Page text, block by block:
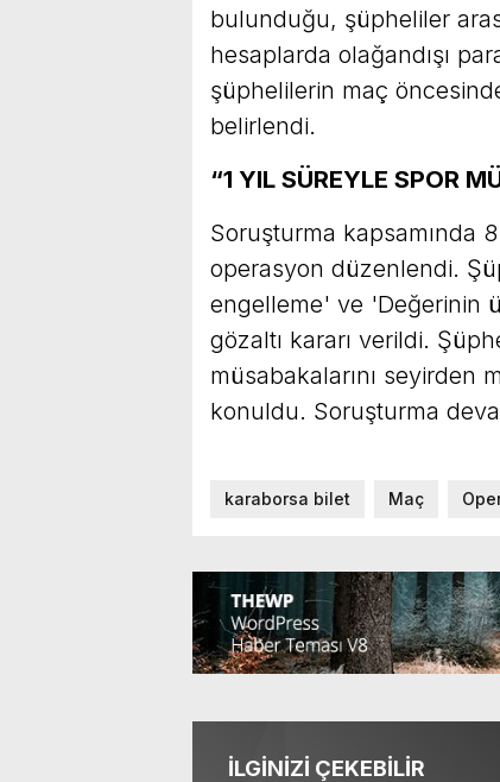
bulunduğu, şüpheliler
hesaplarda olağandışı
şüphelilerin maç
belirlendi.
“1 YIL SÜREYLE SPOR
Soruşturma kapsamında
operasyon düzenlendi.
engelleme' ve 'Değerinin
gözaltı kararı verildi.
müsabakalarını seyirden
konuldu. Soruşturma
karaborsa bilet Maç
İLGİNİZİ ÇEKEBİLİR